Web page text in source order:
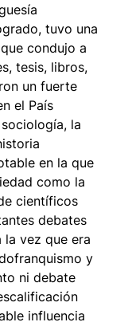
tuvo una
condujo a
tesis, libros,
un fuerte
el País
la
en la que
como la
científicos
debates
la vez que era
y
ni debate
influencia